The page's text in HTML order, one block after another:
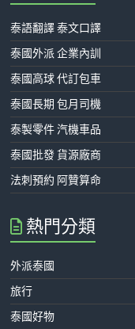
泰語翻譯 泰文口譯
泰國外派 企業內訓
泰國高球 代訂包車
泰國長期 包月司機
泰製零件 汽機車品
泰國批發 貨源廠商
法刺預約 阿贊算命
熱門分類
外派泰國
旅行
泰國好物